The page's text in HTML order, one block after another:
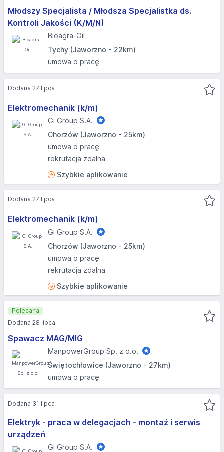
Młodszy Specjalista / Młodsza Specjalistka ds.
Kontroli Jakości (K/M/N)
Bioagra-Oil
Tychy (Jaworzno - 22km)
umowa o pracę
Elektromechanik (k/m)
Gi Group S.A.
Chorzów (Jaworzno - 25km)
umowa o pracę
rekrutacja zdalna
Szybkie aplikowanie
Dodana 27 lipca
Elektromechanik (k/m)
Gi Group S.A.
Chorzów (Jaworzno - 25km)
umowa o pracę
rekrutacja zdalna
Szybkie aplikowanie
Dodana 27 lipca
Spawacz MAG/MIG
ManpowerGroup Sp. z o.o.
Świętochłowice (Jaworzno - 27km)
umowa o pracę
Polecana
Dodana 28 lipca
Elektryk - praca w delegacjach - montaż i serwis
urządzeń
Gi Group S.A.
Dodana 31 lipca